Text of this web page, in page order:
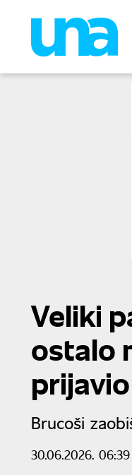
Veliki
ostalo
Brucoši
30.06.2026. 06:39